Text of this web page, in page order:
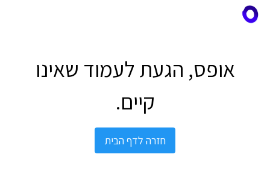
אופס, הגעת לעמוד שאינו
קיים.
חזרה לדף הבית